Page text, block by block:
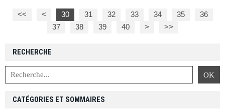
<< < 10
20
30 31 32 33 34 35
36
37
38 39 40 50
60
> >>
RECHERCHE
CATÉGORIES ET SOMMAIRES